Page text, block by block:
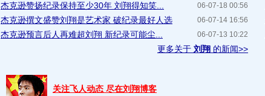
06-07-18 00:56
杰克逊赞扬纪录保持至少30年 刘翔得知笑...
06-07-14 16:56
杰克逊撰文盛赞刘翔是艺术家 破纪录最好人选
06-07-13 10:22
杰克逊预言后人再难超刘翔 新纪录可能尘...
更多关于 刘翔 的新闻>>
关注飞人动态 尽在刘翔博客